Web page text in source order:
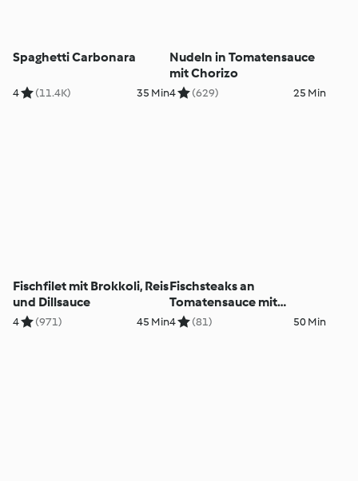
Spaghetti Carbonara
4 (11.4K) 35 Min
Nudeln in Tomatensauce
mit Chorizo
4 (629) 25 Min
Fischfilet mit Brokkoli, Reis
und Dillsauce
4 (971) 45 Min
Fischsteaks an
Tomatensauce mit
Kartoffeln
4 (81) 50 Min